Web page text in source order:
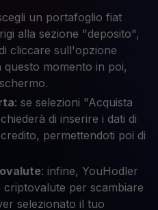
un portafoglio fiat
alla sezione "deposito",
cliccare sull'opzione
momento in poi,
: se selezioni "Acquista
di inserire i dati di
permettendoti poi di
: infine, YouHodler
per scambiare
selezionato il tuo